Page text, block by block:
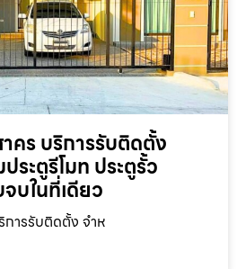
คร บริการรับติดตั้ง
ระตูรีโมท ประตูรั้ว
บในที่เดียว
การรับติดตั้ง จำห